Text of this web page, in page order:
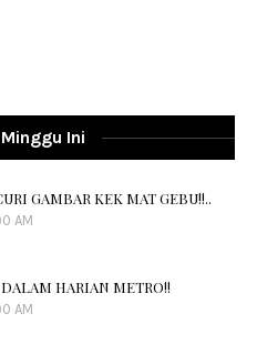
Ini
GAMBAR KEK MAT GEBU!!..
AM
HARIAN METRO!!
AM